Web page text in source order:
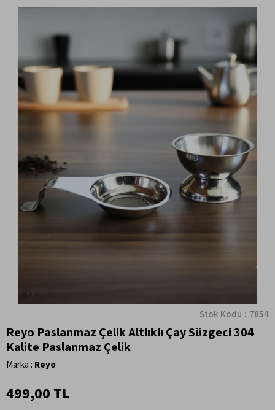
Stok Kodu 7854
Reyo Paslanmaz Çelik Altlıklı Çay Süzgeci 304
Kalite Paslanmaz Çelik
Marka : Reyo
499,00 TL